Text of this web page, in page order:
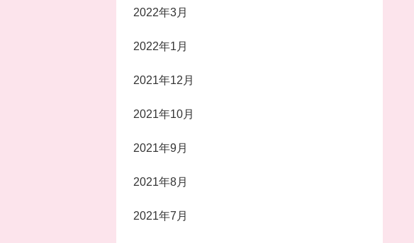
2022年3月
2022年1月
2021年12月
2021年10月
2021年9月
2021年8月
2021年7月